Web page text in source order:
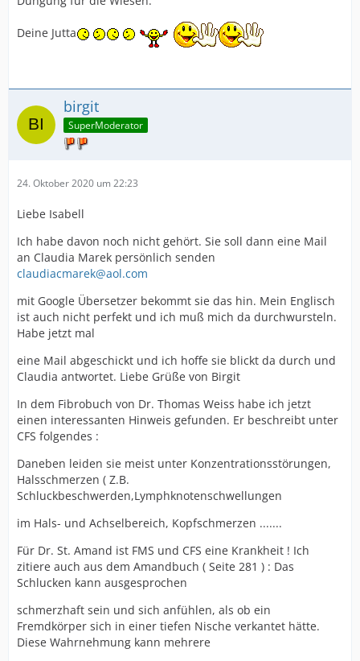
Deine Jutta
birgit
SuperModerator
24. Oktober 2020 um 22:23
Liebe Isabell
Ich habe davon noch nicht gehört. Sie soll dann eine Mail
an Claudia Marek persönlich senden
claudiacmarek@aol.com
mit Google Übersetzer bekommt sie das hin. Mein Englisch
ist auch nicht perfekt und ich muß mich da durchwursteln.
Habe jetzt mal
eine Mail abgeschickt und ich hoffe sie blickt da durch und
Claudia antwortet. Liebe Grüße von Birgit
In dem Fibrobuch von Dr. Thomas Weiss habe ich jetzt
einen interessanten Hinweis gefunden. Er beschreibt unter
CFS folgendes :
Daneben leiden sie meist unter Konzentrationsstörungen,
Halsschmerzen ( Z.B.
Schluckbeschwerden,Lymphknotenschwellungen
im Hals- und Achselbereich, Kopfschmerzen .......
Für Dr. St. Amand ist FMS und CFS eine Krankheit ! Ich
zitiere auch aus dem Amandbuch ( Seite 281 ) : Das
Schlucken kann ausgesprochen
schmerzhaft sein und sich anfühlen, als ob ein
Fremdkörper sich in einer tiefen Nische verkantet hätte.
Diese Wahrnehmung kann mehrere